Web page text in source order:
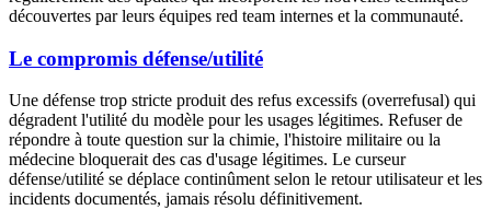
découvertes par leurs équipes red team internes et la communauté.
Le compromis défense/utilité
Une défense trop stricte produit des refus excessifs (overrefusal) qui
dégradent l'utilité du modèle pour les usages légitimes. Refuser de
répondre à toute question sur la chimie, l'histoire militaire ou la
médecine bloquerait des cas d'usage légitimes. Le curseur
défense/utilité se déplace continûment selon le retour utilisateur et les
incidents documentés, jamais résolu définitivement.